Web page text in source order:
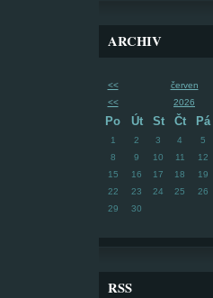
ARCHIV
<< červen
<<
2026
Po Út St Čt Pá
1 2 3 4 5
8
9 10 11 12
15
16 17 18 19
22
23 24 25 26
29
30
RSS